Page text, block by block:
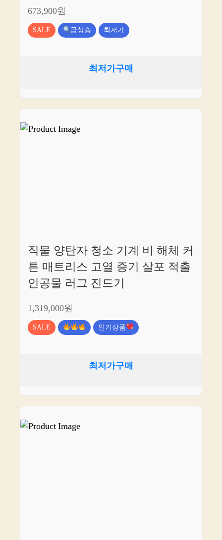
673,900원
SALE 급상승 최저가
최저가구매
직물 양탄자 청소 기계 비 해체 커
튼 매트리스 고열 증기 살포 적출
인공물 러그 진드기
1,319,000원
SALE 인기상품
최저가구매